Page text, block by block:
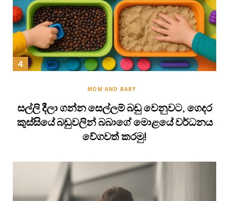
MOM AND BABY
සල්ලි දීලා ගන්න සෙල්ලම් බඩු වෙනුවට, ගෙදර
කුස්සියේ බඩුවලින් බබාගේ මොළයේ වර්ධනය
වේගවත් කරමු!